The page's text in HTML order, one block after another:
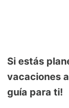
Si estás
vacaciones
guía para ti!